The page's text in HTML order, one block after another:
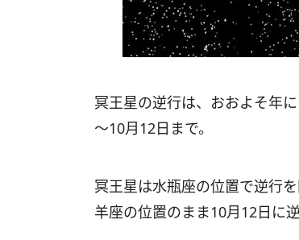
冥王星の逆行は、おおよそ年
～10月12日まで。
冥王星は水瓶座の位置で逆行
羊座の位置のまま10月12日に